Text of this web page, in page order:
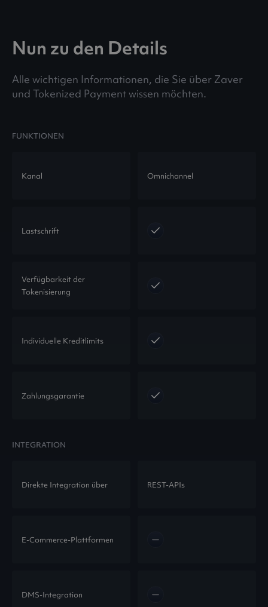
Nun zu den Details
Alle wichtigen Informationen, die Sie über Zaver
und Tokenized Payment wissen möchten.
FUNKTIONEN
Kanal Omnichannel
Lastschrift
Verfügbarkeit der
Tokenisierung
Individuelle Kreditlimits
Zahlungsgarantie
INTEGRATION
Direkte Integration über REST-APIs
E-Commerce-Plattformen
DMS-Integration